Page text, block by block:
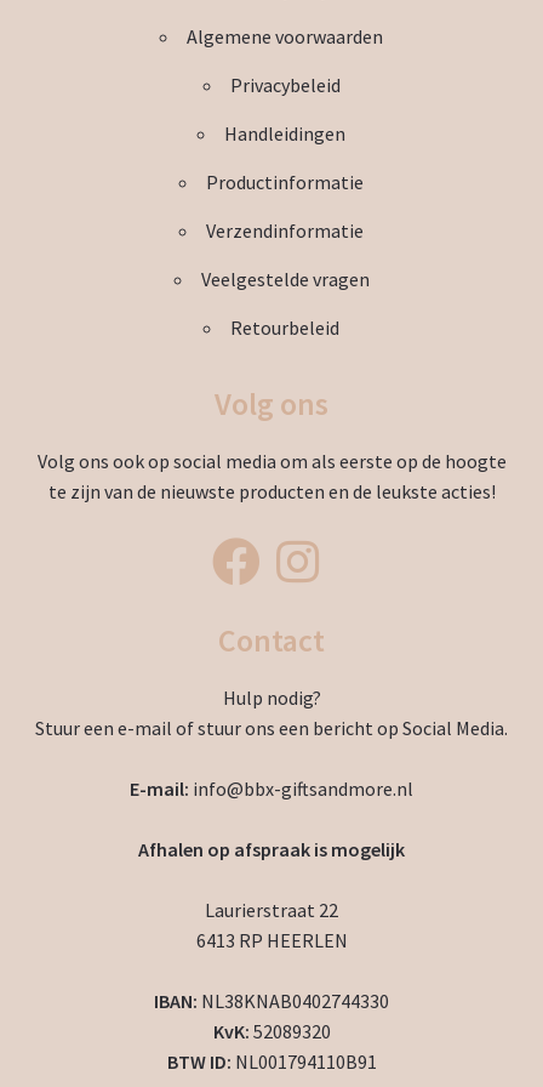
op
de
Algemene voorwaarden
Privacybeleid
Handleidingen
Productinformatie
Verzendinformatie
Veelgestelde vragen
Retourbeleid
Volg ons
Volg ons ook op social media om als eerste op de hoogte
te zijn van de nieuwste producten en de leukste acties!
Contact
Hulp nodig?
Stuur een e-mail of stuur ons een bericht op Social Media.
E-mail: info@bbx-giftsandmore.nl
Afhalen op afspraak is mogelijk
Laurierstraat 22
6413 RP HEERLEN
IBAN: NL38KNAB0402744330
KvK: 52089320
BTW ID: NL001794110B91